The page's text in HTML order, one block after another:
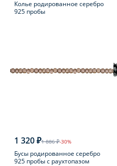
Колье родированное серебро
925 пробы
1 320 ₽1 886 ₽-30%
Бусы родированное серебро
925 пробы с раухтопазом